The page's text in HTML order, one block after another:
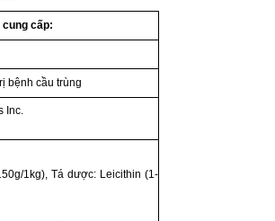
cấp:
bệnh cầu trùng
Inc.
1 kg), Tá dược: Leicithin (1-